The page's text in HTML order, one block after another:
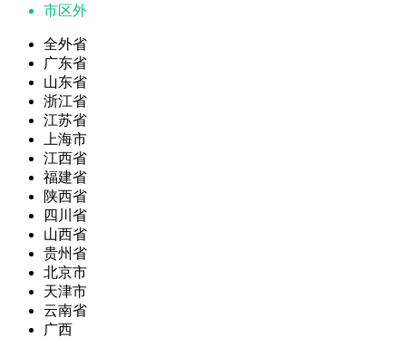
市区外
全外省
广东省
山东省
浙江省
江苏省
上海市
江西省
福建省
陕西省
四川省
山西省
贵州省
北京市
天津市
云南省
广西